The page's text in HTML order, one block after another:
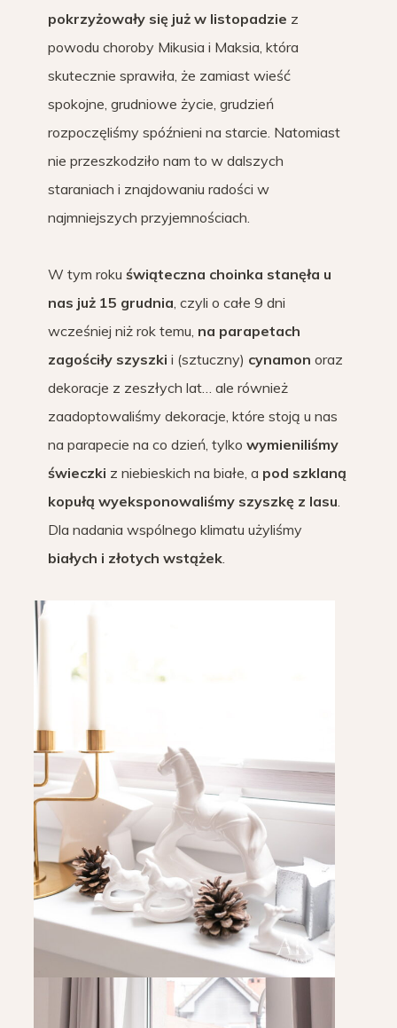
pokrzyżowały się już w listopadzie z
powodu choroby Mikusia i Maksia, która
skutecznie sprawiła, że zamiast wieść
spokojne, grudniowe życie, grudzień
rozpoczęliśmy spóźnieni na starcie. Natomiast
nie przeszkodziło nam to w dalszych
staraniach i znajdowaniu radości w
najmniejszych przyjemnościach.
W tym roku świąteczna choinka stanęła u
nas już 15 grudnia , czyli o całe 9 dni
wcześniej niż rok temu, na parapetach
zagościły szyszki i (sztuczny) cynamon oraz
dekoracje z zeszłych lat… ale również
zaadoptowaliśmy dekoracje, które stoją u nas
na parapecie na co dzień, tylko wymieniliśmy
świeczki z niebieskich na białe, a pod szklaną
kopułą wyeksponowaliśmy szyszkę z lasu
Dla nadania wspólnego klimatu użyliśmy
białych i złotych wstążek